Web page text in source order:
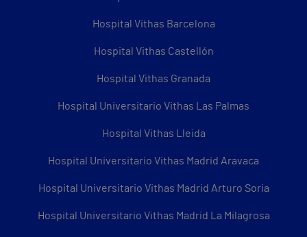
Hospital Vithas Barcelona
Hospital Vithas Castellón
Hospital Vithas Granada
Hospital Universitario Vithas Las Palmas
Hospital Vithas Lleida
Hospital Universitario Vithas Madrid Aravaca
Hospital Universitario Vithas Madrid Arturo Soria
Hospital Universitario Vithas Madrid La Milagrosa